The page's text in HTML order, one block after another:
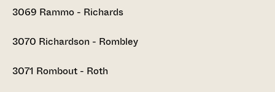
3069 Rammo - Richards
3070 Richardson - Rombley
3071 Rombout - Roth